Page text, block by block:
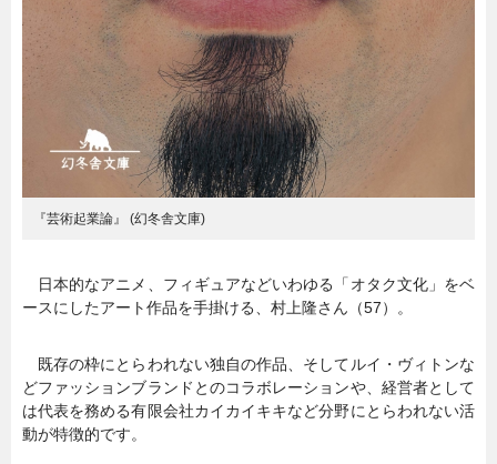
『芸術起業論』 (幻冬舎文庫)
日本的なアニメ、フィギュアなどいわゆる「オタク文化」をベ
ースにしたアート作品を手掛ける、村上隆さん（57）。
既存の枠にとらわれない独自の作品、そしてルイ・ヴィトンな
どファッションブランドとのコラボレーションや、経営者として
は代表を務める有限会社カイカイキキなど分野にとらわれない活
動が特徴的です。